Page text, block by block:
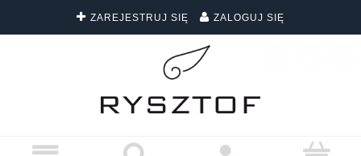
ZAREJESTRUJ SIĘ ZALOGUJ SIĘ
DARMOWA DOSTAWA WSZYSTKICH ZAMÓWIEŃ